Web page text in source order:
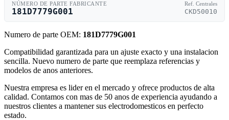
NÚMERO DE PARTE FABRICANTE
181D7779G001
Ref. Centrales
CKD50010
Numero de parte OEM: 181D7779G001
Compatibilidad garantizada para un ajuste exacto y una instalacion
sencilla. Nuevo numero de parte que reemplaza referencias y
modelos de anos anteriores.
Nuestra empresa es lider en el mercado y ofrece productos de alta
calidad. Contamos con mas de 50 anos de experiencia ayudando a
nuestros clientes a mantener sus electrodomesticos en perfecto
estado.